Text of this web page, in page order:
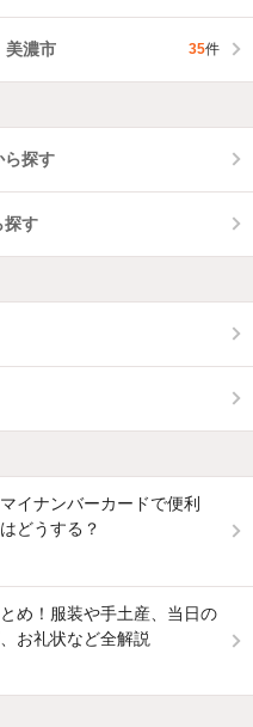
美濃市 35件
ら探す
探す
イナンバーカードで便利
どうする？
め！服装や手土産、当日の
お礼状など全解説